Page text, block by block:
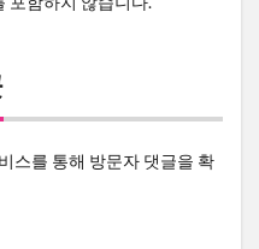
스를 통해 방문자 댓글을 확